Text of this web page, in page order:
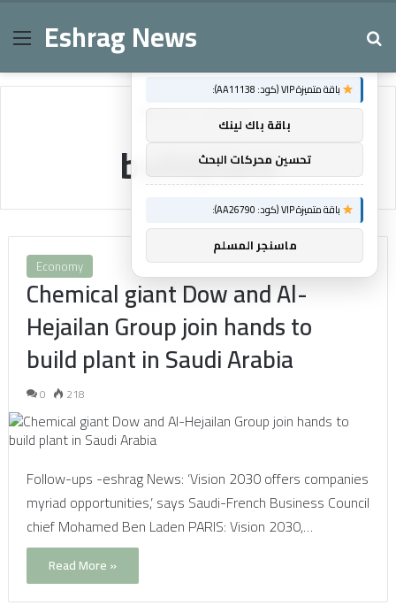
MenuEshrag News
Home/buildplant
buildplant
Economy
Chemical giant Dow and Al-
Hejailan Group join hands to
build plant in Saudi Arabia
0 218
Follow-ups -eshrag News: ‘Vision 2030 offers companies
myriad opportunities,’ says Saudi-French Business Council
chief Mohamed Ben Laden PARIS: Vision 2030,…
Read More »
×
باقة متميزة VIP (كود: AA11138):
باقة باك لينك
تحسين محركات البحث
باقة متميزة VIP (كود: AA26790):
ماسنجر المسلم